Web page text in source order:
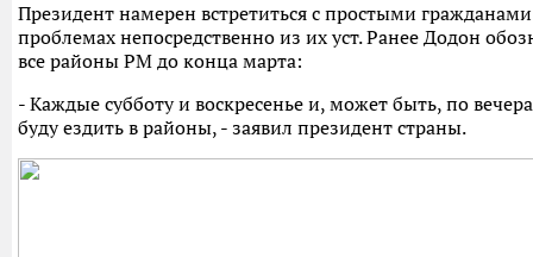
Президент намерен встретиться с простыми
проблемах непосредственно из их уст. Ранее Додон
все районы РМ до конца марта:
- Каждые субботу и воскресенье и, может быть, по
буду ездить в районы, - заявил президент страны.